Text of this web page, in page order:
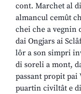
cont. Marchet al
almancul cemût
chei che a vegnin
dai Ongjars ai
lôr a son simpri
di soreli a mont,
passant propit pai
puartin civiltât e